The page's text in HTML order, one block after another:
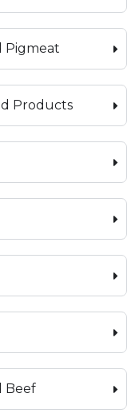
Pigmeat
Products
Beef